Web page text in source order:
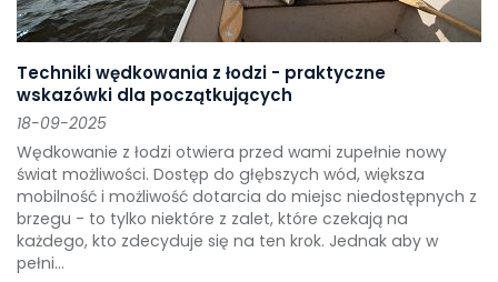
Techniki wędkowania z łodzi - praktyczne
wskazówki dla początkujących
18-09-2025
Wędkowanie z łodzi otwiera przed wami zupełnie nowy
świat możliwości. Dostęp do głębszych wód, większa
mobilność i możliwość dotarcia do miejsc niedostępnych z
brzegu - to tylko niektóre z zalet, które czekają na
każdego, kto zdecyduje się na ten krok. Jednak aby w
pełni...